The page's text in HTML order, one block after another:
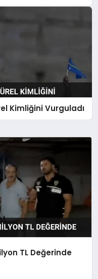
Kimliğini Vurguladı
TL Değerinde